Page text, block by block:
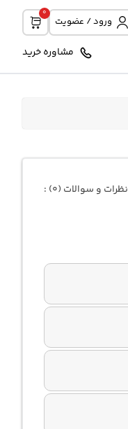
ورود / عضویت
0
مشاوره خرید
نظرات و سوالات (0) :